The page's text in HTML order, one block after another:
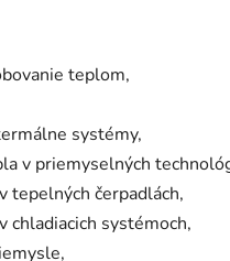
teplom,
systémy,
v priemyselných
tepelných čerpadlách,
chladiacich systémoch,